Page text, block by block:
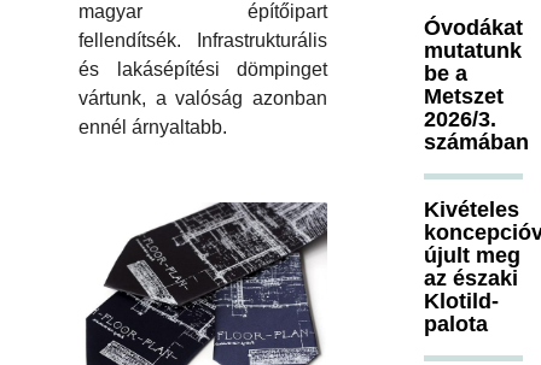
magyar építőipart
fellendítsék. Infrastrukturális
és lakásépítési dömpinget
vártunk, a valóság azonban
ennél árnyaltabb.
Óvodákat
mutatunk
be a
Metszet
2026/3.
számában
Kivételes
újult meg
az északi
Klotild-
palota